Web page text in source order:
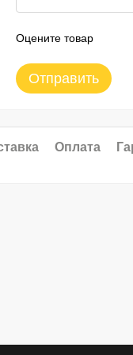
Оцените товар
Отправить
Оплата